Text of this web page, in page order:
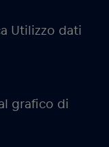
Utilizzo dati
grafico di